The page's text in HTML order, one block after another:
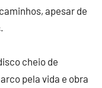
apesar de
cheio de
pela vida e obra